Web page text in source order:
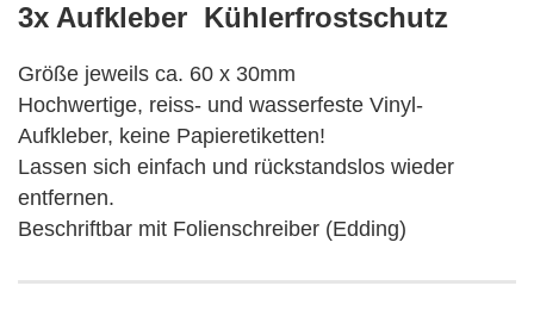
3x Aufkleber Kühlerfrostschutz
Größe jeweils ca. 60 x 30mm
Hochwertige, reiss- und wasserfeste Vinyl-
Aufkleber, keine Papieretiketten!
Lassen sich einfach und rückstandslos wieder
entfernen.
Beschriftbar mit Folienschreiber (Edding)